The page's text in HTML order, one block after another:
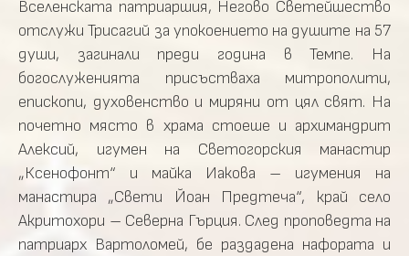
Вселенската патриаршия, Негово Светейшество
отслужи Трисагий за упокоението на душите на 57
души, загинали преди година в Темпе. На
богослуженията присъстваха митрополити,
епископи, духовенство и миряни от цял свят. На
почетно място в храма стоеше и архимандрит
Алексий, игумен на Светогорския манастир
„Ксенофонт“ и майка Иакова – игумения на
манастира „Свети Йоан Предтеча“, край село
Акритохори – Северна Гърция. След проповедта на
патриарх Вартоломей, бе раздадена нафората и